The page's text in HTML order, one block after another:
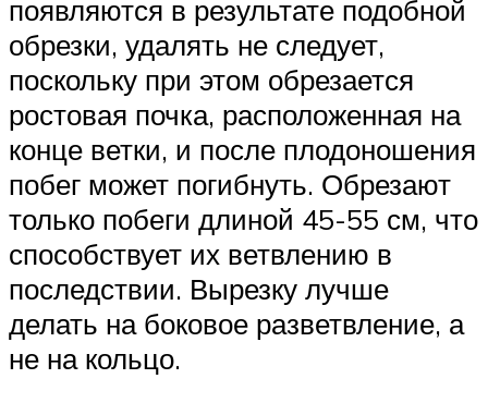
появляются в результате подобной
обрезки, удалять не следует,
поскольку при этом обрезается
ростовая почка, расположенная на
конце ветки, и после плодоношения
побег может погибнуть. Обрезают
только побеги длиной 45-55 см, что
способствует их ветвлению в
последствии. Вырезку лучше
делать на боковое разветвление, а
не на кольцо.